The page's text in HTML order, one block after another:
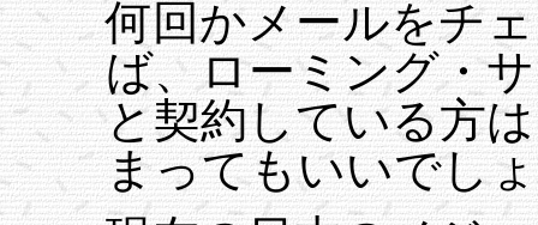
何回かメールをチ
ば、ローミング・
と契約している方
まってもいいでし